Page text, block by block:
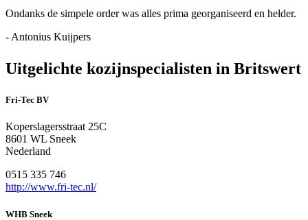
Ondanks de simpele order was alles prima georganiseerd en helder.
- Antonius Kuijpers
Uitgelichte kozijnspecialisten in Britswert
Fri-Tec BV
Koperslagersstraat 25C
8601 WL Sneek
Nederland
0515 335 746
http://www.fri-tec.nl/
WHB Sneek